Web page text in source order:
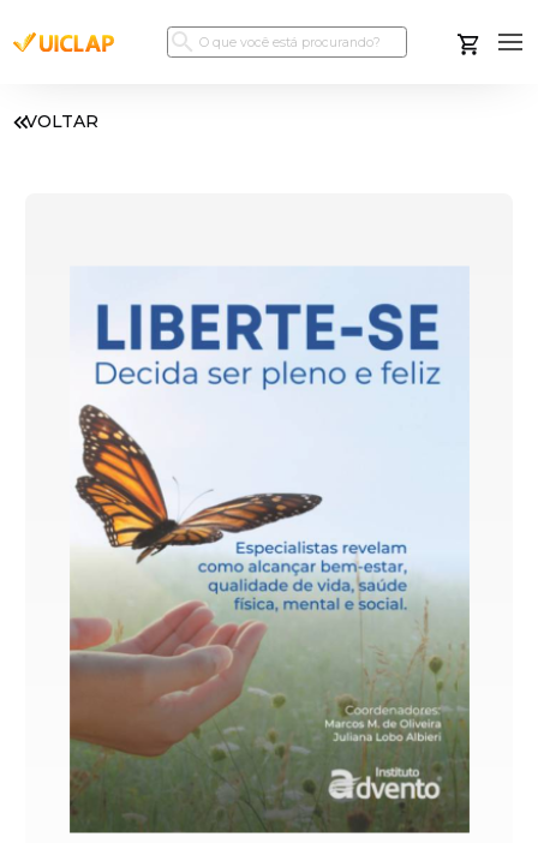
VOLTAR